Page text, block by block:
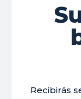
Recibirás